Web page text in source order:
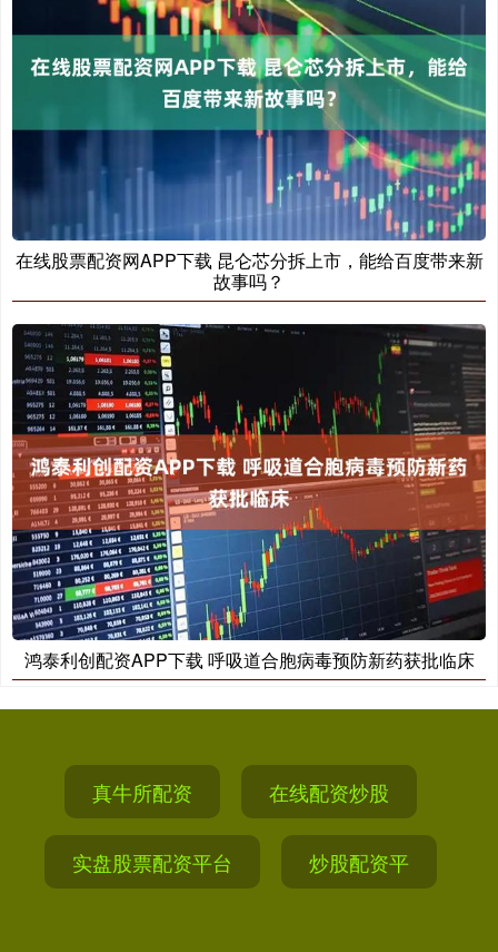
在线股票配资网APP下载 昆仑芯分拆上市，能给百度带来新
故事吗？
鸿泰利创配资APP下载 呼吸道合胞病毒预防新药获批临床
真牛所配资 在线配资炒股
实盘股票配资平台 炒股配资平